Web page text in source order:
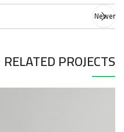
Newer
RELATED PROJECTS